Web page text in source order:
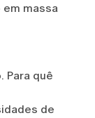
massa
Para quê
de